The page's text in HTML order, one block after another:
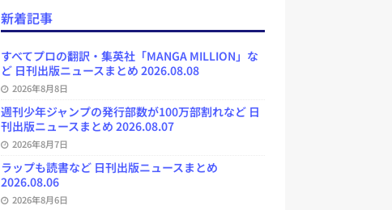
e
b
o
o
k
k
y
d
o
n
d
s
b
e
C
h
n
e
y
新着記事
すべてプロの翻訳・集英社「MANGA MILLION」な
ど 日刊出版ニュースまとめ 2026.08.08
2026年8月8日
週刊少年ジャンプの発行部数が100万部割れなど 日
刊出版ニュースまとめ 2026.08.07
2026年8月7日
ラップも読書など 日刊出版ニュースまとめ
2026.08.06
2026年8月6日